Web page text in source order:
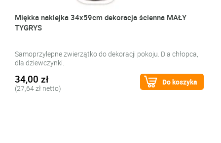
Miękka naklejka 34x59cm dekoracja ścienna MAŁY
TYGRYS
Samoprzylepne zwierzątko do dekoracji pokoju. Dla chłopca,
dla dziewczynki.
34,00 zł
(27,64 zł netto)
Do koszyka